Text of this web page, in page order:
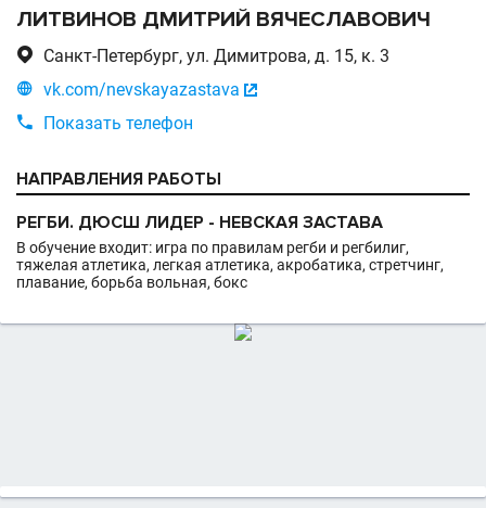
ЛИТВИНОВ ДМИТРИЙ ВЯЧЕСЛАВОВИЧ
 Санкт-Петербург, ул. Димитрова, д. 15, к. 3
 vk.com/nevskayazastava 

Показать телефон
НАПРАВЛЕНИЯ РАБОТЫ
РЕГБИ. ДЮСШ ЛИДЕР - НЕВСКАЯ ЗАСТАВА
В обучение входит: игра по правилам регби и регбилиг,
тяжелая атлетика, легкая атлетика, акробатика, стретчинг,
плавание, борьба вольная, бокс